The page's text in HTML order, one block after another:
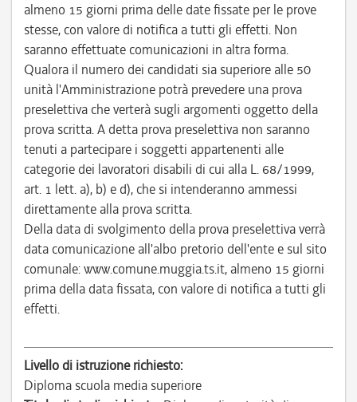
almeno 15 giorni prima delle date fissate per le prove
stesse, con valore di notifica a tutti gli effetti. Non
saranno effettuate comunicazioni in altra forma.
Qualora il numero dei candidati sia superiore alle 50
unità l'Amministrazione potrà prevedere una prova
preselettiva che verterà sugli argomenti oggetto della
prova scritta. A detta prova preselettiva non saranno
tenuti a partecipare i soggetti appartenenti alle
categorie dei lavoratori disabili di cui alla L. 68/1999,
art. 1 lett. a), b) e d), che si intenderanno ammessi
direttamente alla prova scritta.
Della data di svolgimento della prova preselettiva verrà
data comunicazione all'albo pretorio dell'ente e sul sito
comunale: www.comune.muggia.ts.it, almeno 15 giorni
prima della data fissata, con valore di notifica a tutti gli
effetti.
Livello di istruzione richiesto:
Diploma scuola media superiore